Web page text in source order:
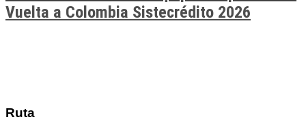
Vuelta a Colombia Sistecrédito 2026
Ruta